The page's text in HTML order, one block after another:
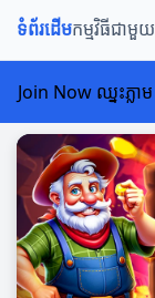
ទំព័រដើមកម្មវិធីជាមួយ
Join Now ឈ្នះភ្លាម